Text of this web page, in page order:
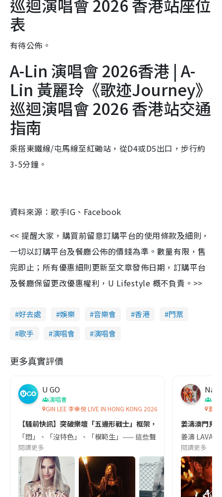
巡迴演唱會 2026 香港站座位
表
有待公佈。
A-Lin 演唱會 2026香港 | A-
Lin 黃麗玲《歌迹Journey》
巡迴演唱會 2026 香港站交通
指南
乘搭東鐵線/屯馬線至紅磡站，從D4或D5出口，步行約
3-5分鐘。
資料來源：歌手IG、Facebook
<< 提醒大家，購買前留意訂購平台的使用條款及細則，
一切以訂購平台及餐廳公佈的價錢為準。數量有限，售
完即止；所有優惠細則更新至文章發佈日期，訂購平台
及餐廳保留更改優惠權利，U Lifestyle 概不負責。>>
好去處 娛樂 音樂會 香港
門票
歌手
演唱會 演唱會
更多真實評價
U GO
演唱會
GIN LEE 李幸倪 LIVE IN HONG KONG 2026
【騷前快訊】突破樂壇「五邊形戰士」框架，唱出最真實的李幸
「悶」、「沒特色」、「模範生」—— 這些聲音曾長久地圍繞著
閱讀更多
姜濤
姜濤澳門見
姜濤 LAVA
閱讀更多